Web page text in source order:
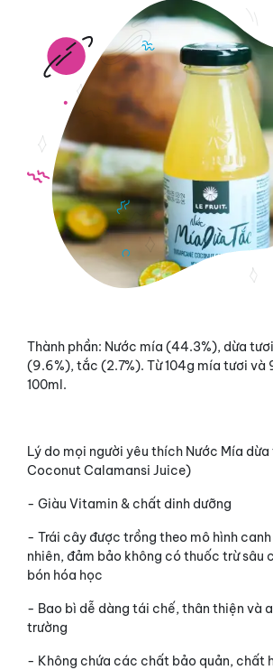
Thành phần: Nước mía (44.3%), dừa
(9.6%), tắc (2.7%). Từ 104g mía tươi và
100ml.
Lý do mọi người yêu thích Nước Mía
Coconut Calamansi Juice)
- Giàu Vitamin & chất dinh dưỡng
- Trái cây được trồng theo mô hình
nhiên, đảm bảo không có thuốc trừ sâu
bón hóa học
- Bao bì dễ dàng tái chế, thân thiện và
trường
- Không chứa các chất bảo quản, chất